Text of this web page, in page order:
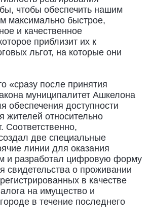
чтобы обеспечить нашим
максимально быстрое,
и качественное
приблизит их к
льгот, на которые они
«сразу после принятия
муниципалитет Ашкелона
обеспечения доступности
жителей относительно
Соответственно,
две специальные
линии для оказания
и разработал цифровую форму
о проживании
в качестве
на имущество и
в течение последнего